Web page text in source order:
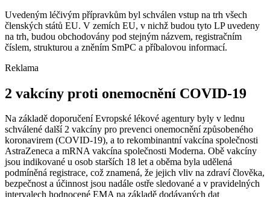
Uvedeným léčivým přípravkům byl schválen vstup na trh všech
členských států EU. V zemích EU, v nichž budou tyto LP uvedeny
na trh, budou obchodovány pod stejným názvem, registračním
číslem, strukturou a zněním SmPC a příbalovou informací.
Reklama
2 vakcíny proti onemocnění COVID-19
Na základě doporučení Evropské lékové agentury byly v lednu
schválené další 2 vakcíny pro prevenci onemocnění způsobeného
koronavirem (COVID-19), a to rekombinantní vakcína společnosti
AstraZeneca a mRNA vakcína společnosti Moderna. Obě vakcíny
jsou indikované u osob starších 18 let a oběma byla udělená
podmíněná registrace, což znamená, že jejich vliv na zdraví člověka,
bezpečnost a účinnost jsou nadále ostře sledované a v pravidelných
intervalech hodnocené EMA na základě dodávaných dat